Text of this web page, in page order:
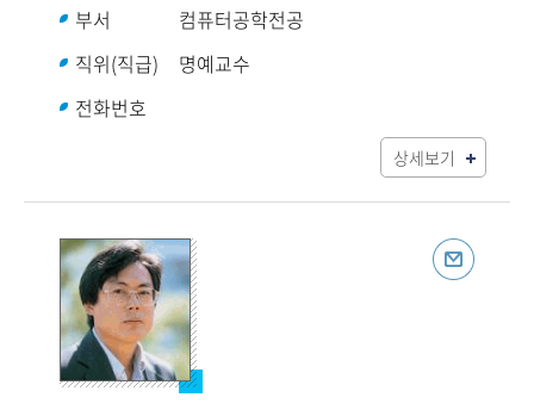
부서
컴퓨터공학전공
직위(직급)
명예교수
전화번호
상세보기